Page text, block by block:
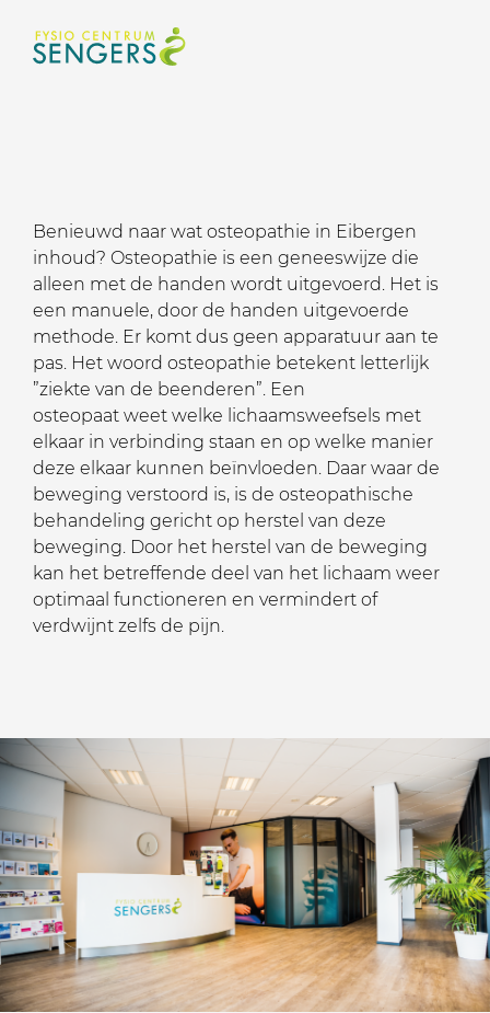
Benieuwd naar wat osteopathie in Eibergen
inhoud? Osteopathie is een geneeswijze die
alleen met de handen wordt uitgevoerd. Het is
een manuele, door de handen uitgevoerde
methode. Er komt dus geen apparatuur aan te
pas. Het woord osteopathie betekent letterlijk
”ziekte van de beenderen”. Een
osteopaat weet welke lichaamsweefsels met
elkaar in verbinding staan en op welke manier
deze elkaar kunnen beïnvloeden. Daar waar de
beweging verstoord is, is de osteopathische
behandeling gericht op herstel van deze
beweging. Door het herstel van de beweging
kan het betreffende deel van het lichaam weer
optimaal functioneren en vermindert of
verdwijnt zelfs de pijn.